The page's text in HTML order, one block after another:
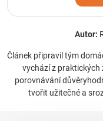
Autor:
Článek připravil tým
vychází z praktických
porovnávání
tvořit užitečné a